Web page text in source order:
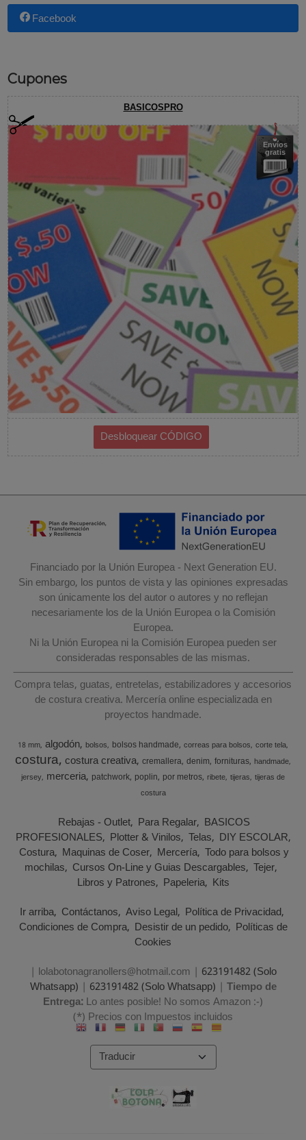
Facebook
Cupones
BASICOSPRO
Envíos
gratis
Financiado por la Unión Europea - Next Generation EU.
Sin embargo, los puntos de vista y las opiniones expresadas
son únicamente los del autor o autores y no reflejan
necesariamente los de la Unión Europea o la Comisión
Europea.
Ni la Unión Europea ni la Comisión Europea pueden ser
consideradas responsables de las mismas.
Compra telas, guatas, entretelas, estabilizadores y accesorios
de costura creativa. Mercería online especializada en
proyectos handmade.
18 mm algodón bolsos bolsos handmade correas para bolsos corte tela
costura costura creativa cremallera denim fornituras handmade
jersey merceria patchwork poplin por metros ribete tijeras tijeras de
costura
Rebajas - Outlet Para Regalar BASICOS
PROFESIONALES Plotter & Vinilos Telas DIY ESCOLAR
Costura Maquinas de Coser Mercería Todo para bolsos y
mochilas Cursos On-Line y Guias Descargables Tejer
Libros y Patrones Papeleria Kits
Ir arriba Contáctanos Aviso Legal Política de Privacidad
Condiciones de Compra Desistir de un pedido Políticas de
Cookies
| lolabotonagranollers@hotmail.com | 623191482 (Solo
Whatsapp) | 623191482 (Solo Whatsapp) | Tiempo de
Entrega:Lo antes posible! No somos Amazon :-)
(*) Precios con Impuestos incluidos